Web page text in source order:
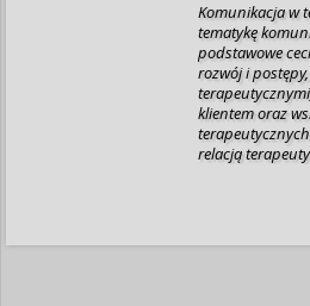
Komunikacja w
tematykę
podstawowe
rozwój i
klientem oraz
relacją